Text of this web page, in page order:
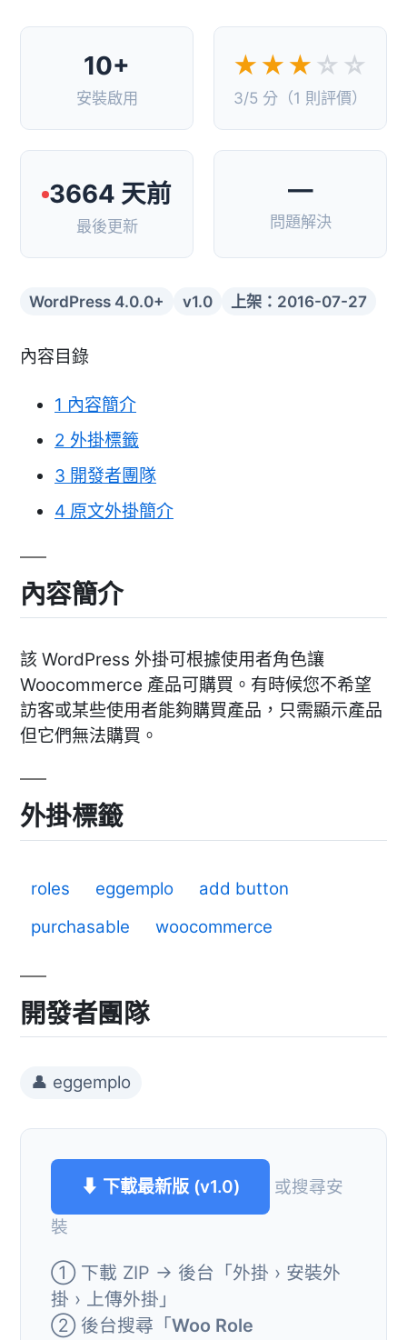
10+
安裝啟用
★★★ ☆☆
3/5 分（1 則評價）
3664 天前
最後更新
—
問題解決
WordPress 4.0.0+ v1.0 上架：2016-07-27
內容目錄
1 內容簡介
2 外掛標籤
3 開發者團隊
4 原文外掛簡介
內容簡介
該 WordPress 外掛可根據使用者角色讓
Woocommerce 產品可購買。有時候您不希望
訪客或某些使用者能夠購買產品，只需顯示產品
但它們無法購買。
外掛標籤
roles eggemplo
add button
purchasable
woocommerce
開發者團隊
👤 eggemplo
⬇ 下載最新版 (v1.0)
或搜尋安
裝
① 下載 ZIP → 後台「外掛 › 安裝外
掛 › 上傳外掛」
② 後台搜尋「Woo Role